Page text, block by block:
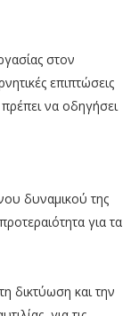
στον
επιπτώσεις
να οδηγήσει
δυναμικού της
για τα
δικτύωση και την